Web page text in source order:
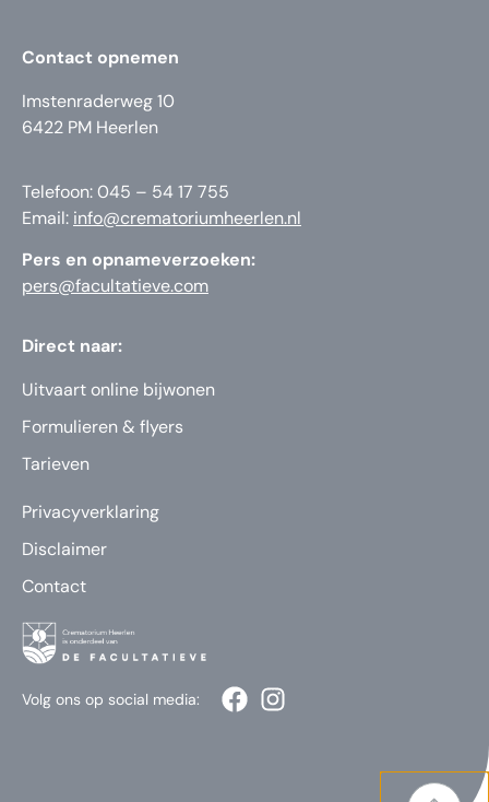
Contact opnemen
Imstenraderweg 10
6422 PM Heerlen
Telefoon: 045 – 54 17 755
Email: info@crematoriumheerlen.nl
Pers en opnameverzoeken:
pers@facultatieve.com
Direct naar:
Uitvaart online bijwonen
Formulieren & flyers
Tarieven
Privacyverklaring
Disclaimer
Contact
Volg ons op social media: